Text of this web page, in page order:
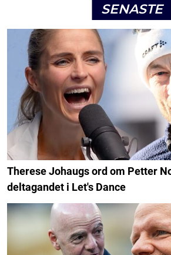
SENASTE
Therese Johaugs ord om Petter
deltagandet i Let's Dance